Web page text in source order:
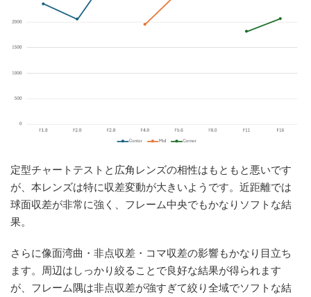
定型チャートテストと広角レンズの相性はもともと悪いです
が、本レンズは特に収差変動が大きいようです。近距離では
球面収差が非常に強く、フレーム中央でもかなりソフトな結
果。
さらに像面湾曲・非点収差・コマ収差の影響もかなり目立ち
ます。周辺はしっかり絞ることで良好な結果が得られます
が、フレーム隅は非点収差が強すぎて絞り全域でソフトな結